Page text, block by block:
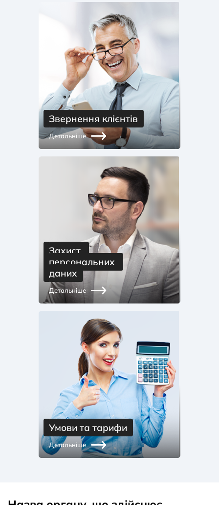
кварталу 2026 року.
— Unex Bank підписав договір з Rayton
про кредитування відновлювальної енергетики та
частково фінансуватиме процентну ставку
клієнтам, які реалізують енергетичні проєкти та
встановлюють сонячні електростанції.
— SMART кредитка увійшла до
рейтингу безкоштовних кредитних карток одного
із найвідоміших українських фінансових порталів
та онлайн-сервісів Finance.ua.
16 червня— увійшли у ТОП-10 рейтингу надійних
банків за версією читачів Фокусу.
22 червня— банк увійшов до ТОП-25 найстійкіших
банків України за версією провідного фінансового
порталу порталу «Мінфін».
— банк припинив роботу відділення у м.
— кредитна картка SMART увійшла до
ТОП-5 найкращих кредитних карток України за
версією незалежного фінансового порталу
Finance.ua.
Звернення клієнтів
Детальніше
Захист
персональних
даних
Детальніше
Умови та тарифи
Детальніше